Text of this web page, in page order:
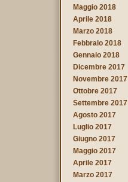
Maggio 2018
Aprile 2018
Marzo 2018
Febbraio 2018
Gennaio 2018
Dicembre 2017
Novembre 2017
Ottobre 2017
Settembre 2017
Agosto 2017
Luglio 2017
Giugno 2017
Maggio 2017
Aprile 2017
Marzo 2017